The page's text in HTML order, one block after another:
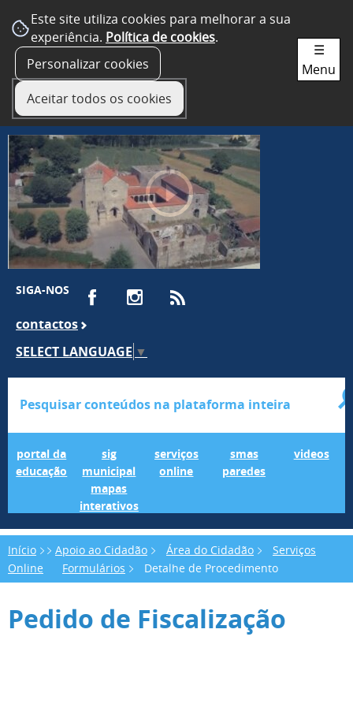
Este site utiliza cookies para melhorar a sua
experiência. Política de cookies.
Personalizar cookies
Aceitar todos os cookies
SIGA-NOS
contactos
SELECT LANGUAGE ▼
portal da
educação
sig
municipal
mapas
interativos
serviços
online
smas
paredes
videos
☰
Menu
Início Apoio ao Cidadão Área do Cidadão
Serviços
Online
Formulários Detalhe de Procedimento
Pedido de Fiscalização